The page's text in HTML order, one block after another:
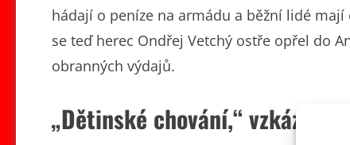
hádají o peníze na armádu a běžní lidé
se teď herec Ondřej Vetchý ostře opřel do
obranných výdajů.
„Dětinské chování,“ vzkázal